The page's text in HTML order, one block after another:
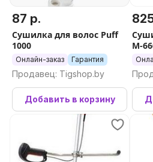
87 р.
Сушилка для волос Puff
1000
Онлайн-заказ Гарантия
Продавец: Tigshop.by
Добавить в корзину
M-